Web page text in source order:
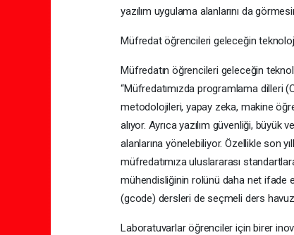
yazılım uygulama alanlarını da
Müfredat öğrencileri geleceğin
Müfredatın öğrencileri geleceğin
“Müfredatımızda programlama dilleri
metodolojileri, yapay zeka, makine
alıyor. Ayrıca yazılım güvenliği,
alanlarına yönelebiliyor. Özellikle son
müfredatımıza uluslararası
mühendisliğinin rolünü daha net ifade
(gcode) dersleri de seçmeli ders
Laboratuvarlar öğrenciler için birer